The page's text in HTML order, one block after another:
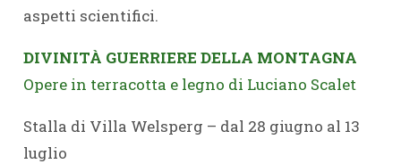
aspetti scientifici.
DIVINITÀ GUERRIERE DELLA MONTAGNA
Opere in terracotta e legno di Luciano Scalet
Stalla di Villa Welsperg – dal 28 giugno al 13
luglio